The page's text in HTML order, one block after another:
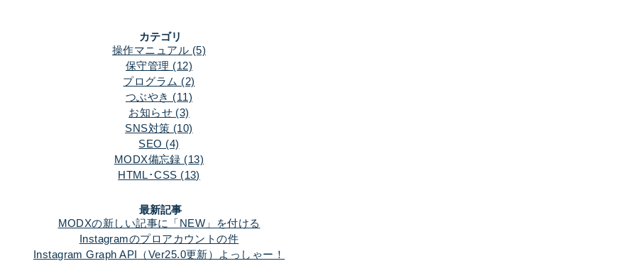
カテゴリ
操作マニュアル (5)
保守管理 (12)
プログラム (2)
つぶやき (11)
お知らせ (3)
SNS対策 (10)
SEO (4)
MODX備忘録 (13)
HTML･CSS (13)
最新記事
MODXの新しい記事に「NEW」を付ける
Instagramのプロアカウントの件
Instagram Graph API（Ver25.0更新）よっしゃー！